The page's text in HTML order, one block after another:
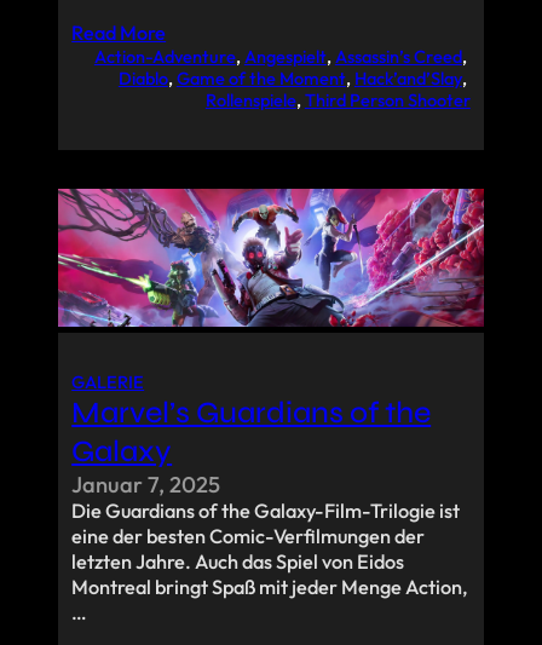
Read More
Action-Adventure, Angespielt, Assassin’s Creed ,
Diablo, Game of the Moment, Hack’and’Slay ,
Rollenspiele, Third Person Shooter
GALERIE
Marvel’s Guardians of the
Galaxy
Januar 7, 2025
Die Guardians of the Galaxy-Film-Trilogie ist
eine der besten Comic-Verfilmungen der
letzten Jahre. Auch das Spiel von Eidos
Montreal bringt Spaß mit jeder Menge Action,
…